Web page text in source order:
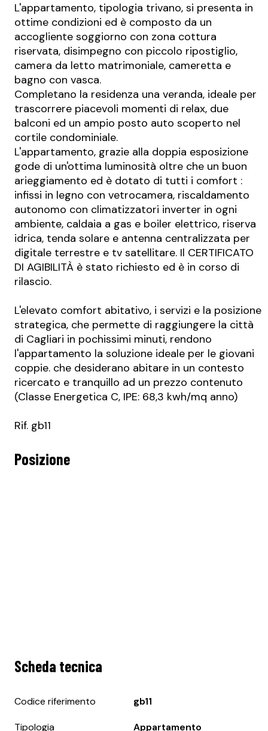
L'appartamento, tipologia trivano, si presenta in
ottime condizioni ed è composto da un
accogliente soggiorno con zona cottura
riservata, disimpegno con piccolo ripostiglio,
camera da letto matrimoniale, cameretta e
bagno con vasca.
Completano la residenza una veranda, ideale per
trascorrere piacevoli momenti di relax, due
balconi ed un ampio posto auto scoperto nel
cortile condominiale.
L'appartamento, grazie alla doppia esposizione
gode di un'ottima luminosità oltre che un buon
arieggiamento ed è dotato di tutti i comfort :
infissi in legno con vetrocamera, riscaldamento
autonomo con climatizzatori inverter in ogni
ambiente, caldaia a gas e boiler elettrico, riserva
idrica, tenda solare e antenna centralizzata per
digitale terrestre e tv satellitare. Il CERTIFICATO
DI AGIBILITÀ è stato richiesto ed è in corso di
rilascio.
L'elevato comfort abitativo, i servizi e la posizione
strategica, che permette di raggiungere la città
di Cagliari in pochissimi minuti, rendono
l'appartamento la soluzione ideale per le giovani
coppie. che desiderano abitare in un contesto
ricercato e tranquillo ad un prezzo contenuto
(Classe Energetica C, IPE: 68,3 kwh/mq anno)
Rif. gb11
Posizione
Scheda tecnica
Codice riferimento gb11
Tipologia Appartamento